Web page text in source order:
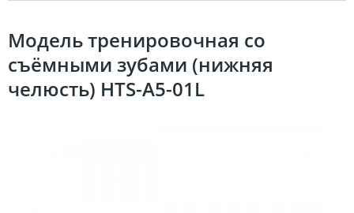
Модель тренировочная со
съёмными зубами (нижняя
челюсть) HTS-A5-01L